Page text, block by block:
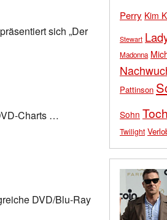
sich „Der
Charts …
DVD/Blu-Ray
Perry Kim
Stewart
Madonna
Pattinson
Sohn
Twilight